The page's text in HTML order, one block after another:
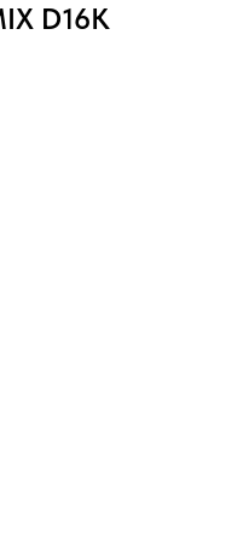
D16К